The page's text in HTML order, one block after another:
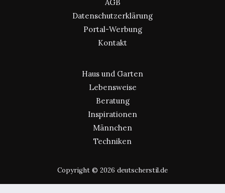
AGB
Datenschutzerklärung
Portal-Werbung
Kontakt
Haus und Garten
Lebensweise
Beratung
Inspirationen
Männchen
Techniken
Copyright © 2026 deutscherstil.de